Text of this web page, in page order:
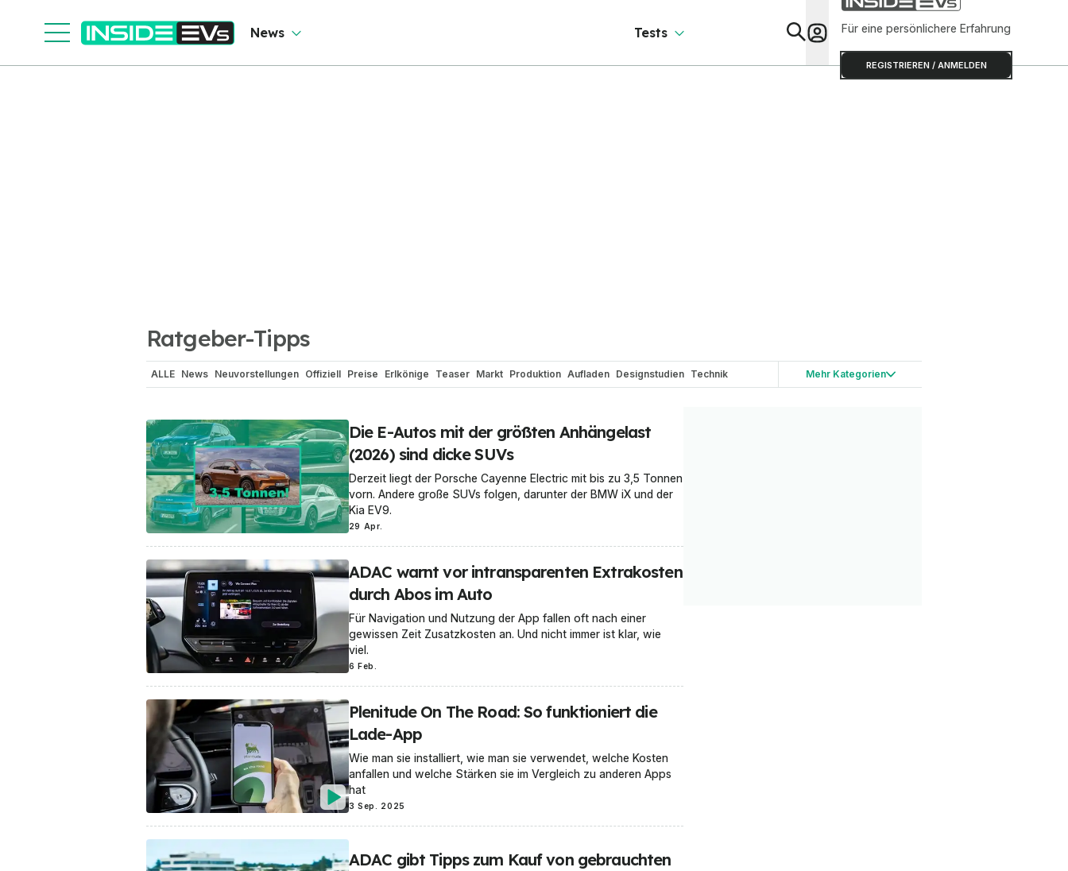
News Tests Für eine persönlichere Erfahrung
REGISTRIEREN / ANMELDEN
Ratgeber-Tipps
Mehr Kategorien
ALLE News Neuvorstellungen Offiziell Preise Erlkönige Teaser Markt Produktion Aufladen Designstudien Technik
In eigener Sache Gerüchte Sicherheit Elektroauto-Umbau
Elon Musk Elektro-Luftfahrzeuge Elektro-Roller E-Bikes Elektro-Busse Ratgeber-Tipps
Die E-Autos mit der größten Anhängelast
(2026) sind dicke SUVs
Derzeit liegt der Porsche Cayenne Electric mit bis zu 3,5 Tonnen
vorn. Andere große SUVs folgen, darunter der BMW iX und der
Kia EV9.
29 Apr.
ADAC warnt vor intransparenten Extrakosten
durch Abos im Auto
Für Navigation und Nutzung der App fallen oft nach einer
gewissen Zeit Zusatzkosten an. Und nicht immer ist klar, wie
viel.
6 Feb.
Plenitude On The Road: So funktioniert die
Lade-App
Wie man sie installiert, wie man sie verwendet, welche Kosten
anfallen und welche Stärken sie im Vergleich zu anderen Apps
hat
3 Sep. 2025
ADAC gibt Tipps zum Kauf von gebrauchten